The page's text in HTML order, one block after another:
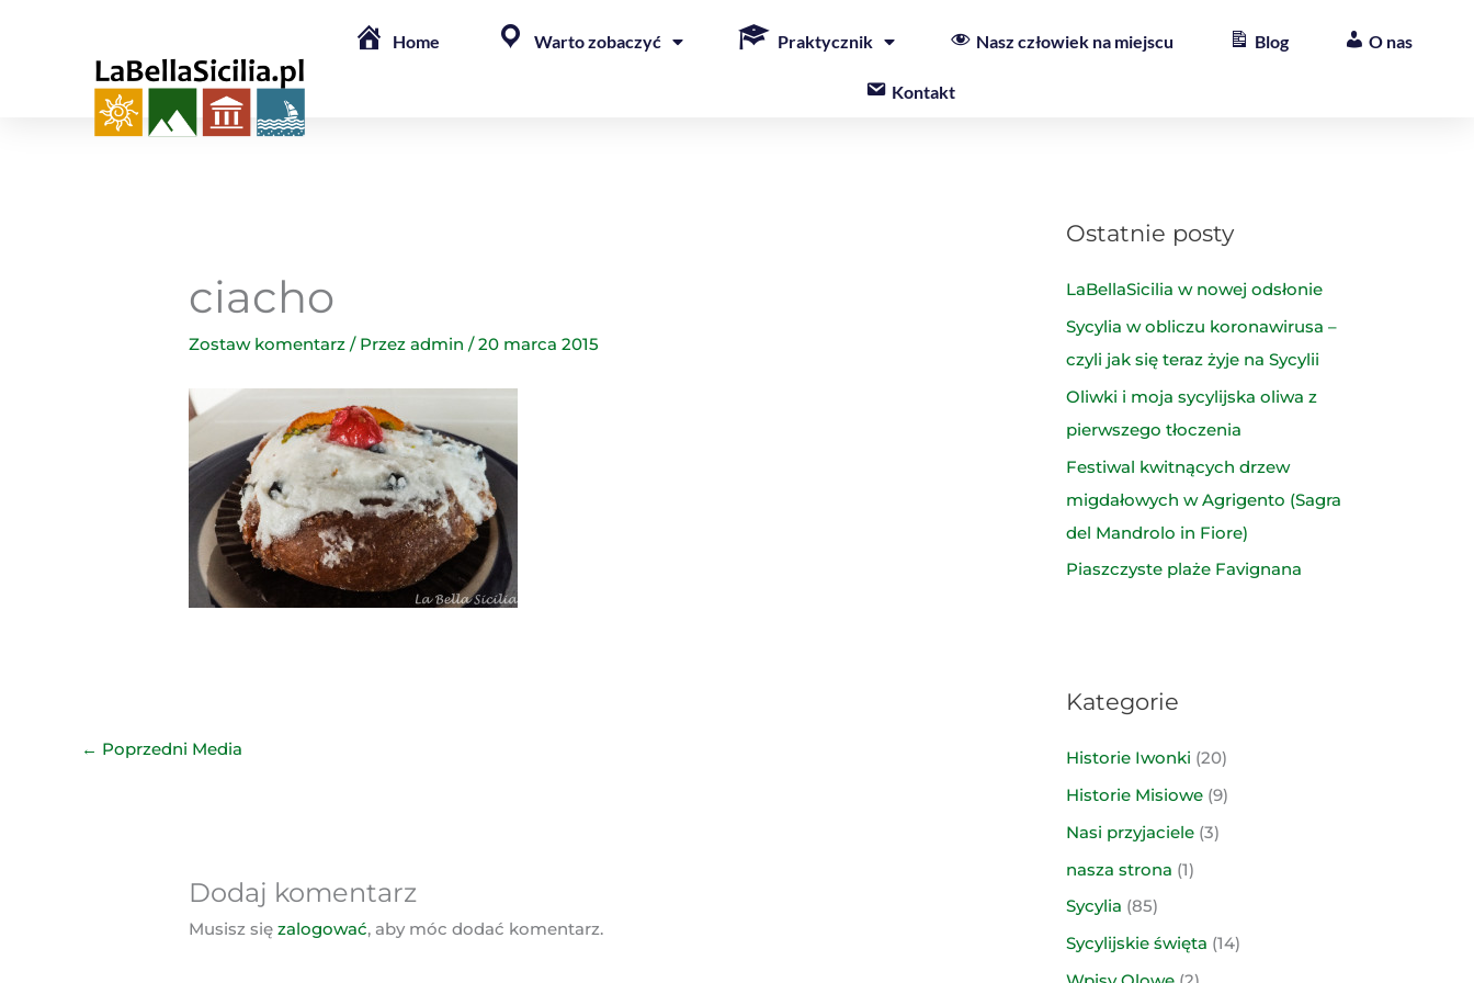
Home Warto zobaczyć Praktycznik Nasz człowiek na miejscu Blog O nas
Kontakt
ciacho
Zostaw komentarz / Przezadmin/20 marca 2015
← Poprzedni Media
Dodaj komentarz
Musisz sięzalogować, aby móc dodać komentarz.
Ostatnie posty
LaBellaSicilia w nowej odsłonie
Sycylia w obliczu koronawirusa –
czyli jak się teraz żyje na Sycylii
Oliwki i moja sycylijska oliwa z
pierwszego tłoczenia
Festiwal kwitnących drzew
migdałowych w Agrigento (Sagra
del Mandrolo in Fiore)
Piaszczyste plaże Favignana
Kategorie
Historie Iwonki (20)
Historie Misiowe (9)
Nasi przyjaciele (3)
nasza strona (1)
Sycylia (85)
Sycylijskie święta (14)